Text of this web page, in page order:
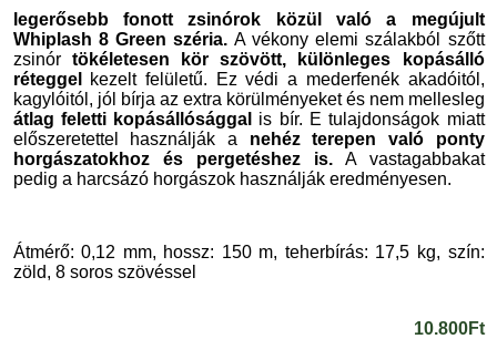
legerősebb fonott zsinórok közül való a megújult
Whiplash 8 Green széria. A vékony elemi szálakból szőtt
zsinór tökéletesen kör szövött, különleges kopásálló
réteggel
kezelt felületű. Ez védi a mederfenék akadóitól,
kagylóitól, jól bírja az extra körülményeket és nem mellesleg
átlag feletti kopásállósággal is bír. E tulajdonságok miatt
előszeretettel használják a nehéz terepen való ponty
horgászatokhoz és pergetéshez is.A vastagabbakat
pedig a harcsázó horgászok használják eredményesen.
Átmérő: 0,12 mm, hossz: 150 m, teherbírás: 17,5 kg, szín:
zöld, 8 soros szövéssel
10.800Ft